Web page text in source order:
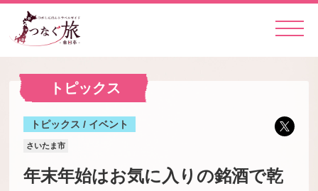
トピックス
トピックス / イベント
さいたま市
年末年始はお気に入りの銘酒で乾